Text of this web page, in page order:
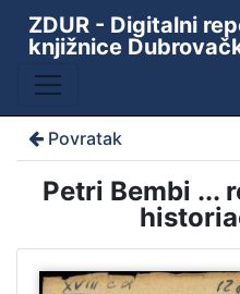
ZDUR - Digitalni
knjižnice
Povratak
Petri Bembi ...